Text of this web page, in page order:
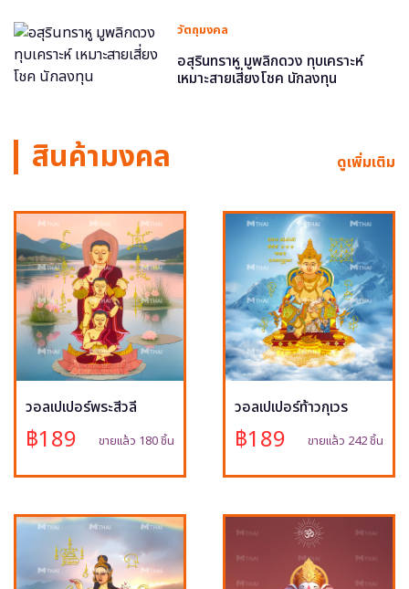
วัตถุมงคล
อสุรินทราหู มูพลิกดวง ทุบเคราะห์
เหมาะสายเสี่ยงโชค นักลงทุน
สินค้ามงคล ดูเพิ่มเติม
วอลเปเปอร์พระสีวลี
฿189 ขายแล้ว 180 ชิ้น
วอลเปเปอร์ท้าวกุเวร
฿189 ขายแล้ว 242 ชิ้น